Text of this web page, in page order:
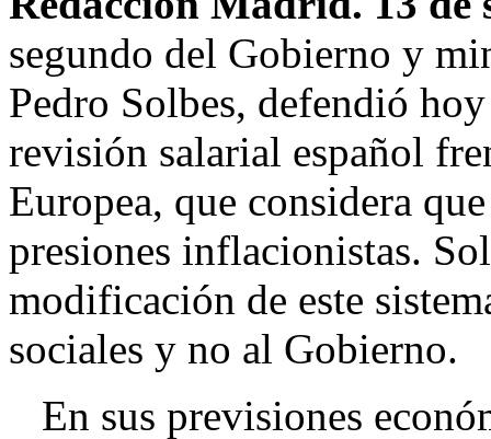
segundo del Gobierno y
Pedro Solbes, defendió
revisión salarial español
Europea, que considera
presiones inflacionistas.
modificación de este
sociales y no al Gobierno.
En sus previsiones